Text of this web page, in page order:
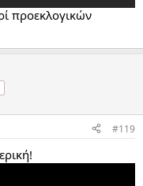
προεκλογικών
#119